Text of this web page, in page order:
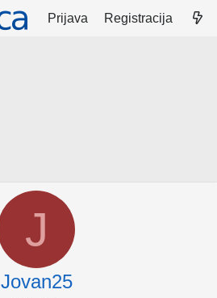
Prijava Registracija
J
Jovan25